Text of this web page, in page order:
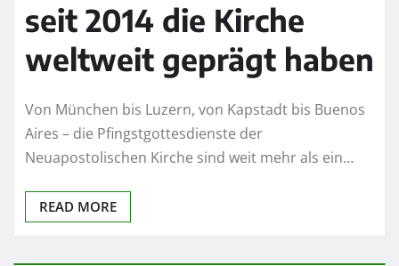
seit 2014 die Kirche
weltweit geprägt haben
Von München bis Luzern, von Kapstadt bis Buenos
Aires – die Pfingstgottesdienste der
Neuapostolischen Kirche sind weit mehr als ein…
READ MORE